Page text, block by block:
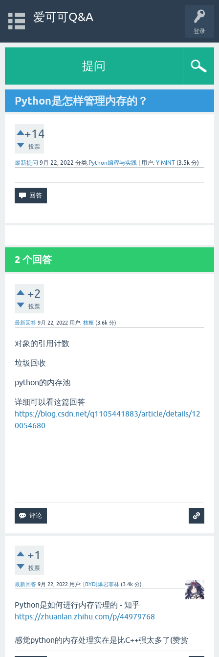
登录
爱可可Q&A
提问
Python是怎样管理内存的？
+14
投票
最新提问 9月 22, 2022 分类:Python编程与实践 用户: Y-MINT (3.5k 分)
2 个回答
+2
投票
最新回答 9月 22, 2022 用户: 枝桠 (3.6k 分)
对象的引用计数
垃圾回收
python的内存池
详细可以看这篇回答
https://blog.csdn.net/q1105441883/article/details/12
0054680
+1
投票
最新回答 9月 22, 2022 用户: [BYD]爆岩菲林 (3.4k 分)
Python是如何进行内存管理的 - 知乎
https://zhuanlan.zhihu.com/p/44979768
感觉python的内存处理实在是比C++强太多了(赞赏